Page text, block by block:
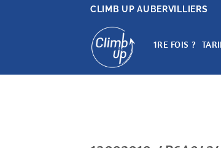
CLIMB UP AUBERVILLIERS
1RE FOIS ?